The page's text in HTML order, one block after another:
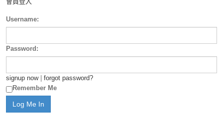
Username:
Password:
signup now| forgot password?
Remember Me